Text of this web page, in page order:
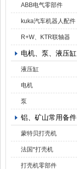
ABB电气零部件
kuka汽车机器人配件
R+W、KTR联轴器
电机、泵、液压缸
液压缸
电机
泵
铝、矿山常用备件
蒙特贝打壳机
法国*打壳机
打壳机零部件